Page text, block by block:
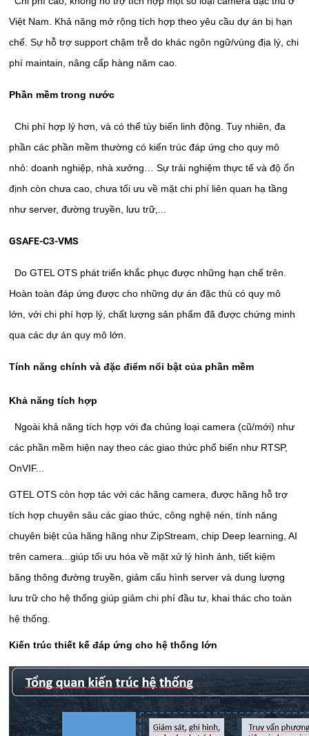
Việt Nam. Khả năng mở rộng tích hợp theo yêu cầu dự án bị hạn
chế. Sự hỗ trợ support chậm trễ do khác ngôn ngữ/vùng địa lý, chi
phí maintain, nâng cấp hàng năm cao.
Phần mềm trong nước
Chi phí hợp lý hơn, và có thể tùy biến linh động. Tuy nhiên, đa
phần các phần mềm thường có kiến trúc đáp ứng cho quy mô
nhỏ: doanh nghiệp, nhà xưởng… Sự trải nghiệm thực tế và độ ổn
định còn chưa cao, chưa tối ưu về mặt chi phí liên quan hạ tầng
như server, đường truyền, lưu trữ,...
GSAFE-C3-VMS
Do GTEL OTS phát triển khắc phục được những hạn chế trên.
Hoàn toàn đáp ứng được cho những dự án đặc thù có quy mô
lớn, với chi phí hợp lý, chất lượng sản phẩm đã được chứng minh
qua các dự án quy mô lớn.
Tính năng chính và đặc điểm nổi bật của phần mềm
Khả năng tích hợp
Ngoài khả năng tích hợp với đa chủng loại camera (cũ/mới) như
các phần mềm hiện nay theo các giao thức phổ biến như RTSP,
OnVIF...
GTEL OTS còn hợp tác với các hãng camera, được hãng hỗ trợ
tích hợp chuyên sâu các giao thức, công nghệ nén, tính năng
chuyên biệt của hãng hãng như ZipStream, chip Deep learning, AI
trên camera...giúp tối ưu hóa về mặt xử lý hình ảnh, tiết kiệm
băng thông đường truyền, giảm cấu hình server và dung lượng
lưu trữ cho hệ thống giúp giảm chi phí đầu tư, khai thác cho toàn
hệ thống.
Kiến trúc thiết kế đáp ứng cho hệ thống lớn